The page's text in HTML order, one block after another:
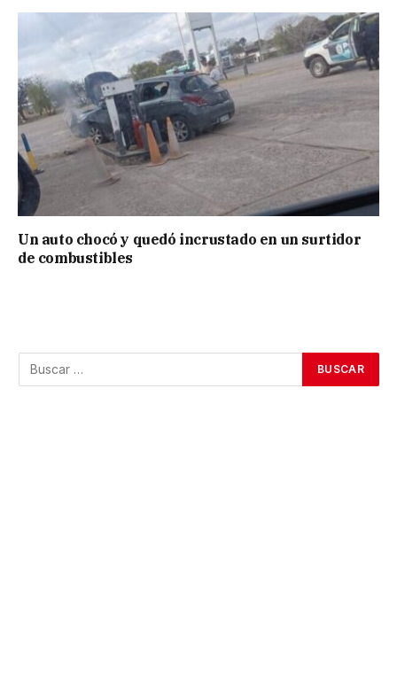
Un auto chocó y quedó incrustado en un surtidor
de combustibles